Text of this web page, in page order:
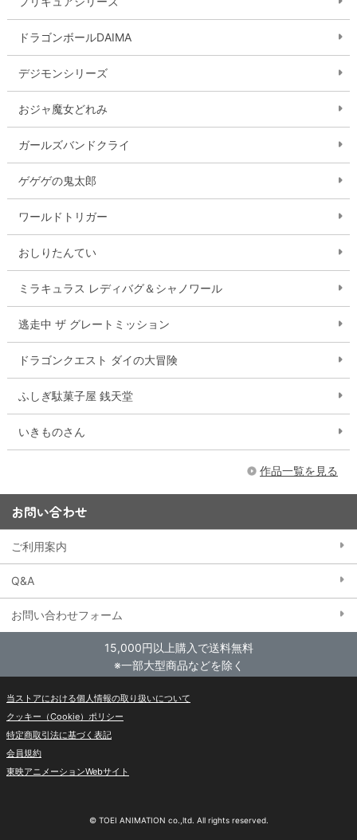
ドラゴンボールDAIMA
デジモンシリーズ
おジャ魔女どれみ
ガールズバンドクライ
ゲゲゲの鬼太郎
ワールドトリガー
おしりたんてい
ミラキュラス レディバグ＆シャノワール
逃走中 ザ グレートミッション
ドラゴンクエスト ダイの大冒険
ふしぎ駄菓子屋 銭天堂
いきものさん
作品一覧を見る
お問い合わせ
ご利用案内
Q&A
お問い合わせフォーム
15,000円以上購入で送料無料
※一部大型商品などを除く
当ストアにおける個人情報の取り扱いについて
クッキー（Cookie）ポリシー
特定商取引法に基づく表記
会員規約
東映アニメーションWebサイト
© TOEI ANIMATION co.,ltd. All rights reserved.